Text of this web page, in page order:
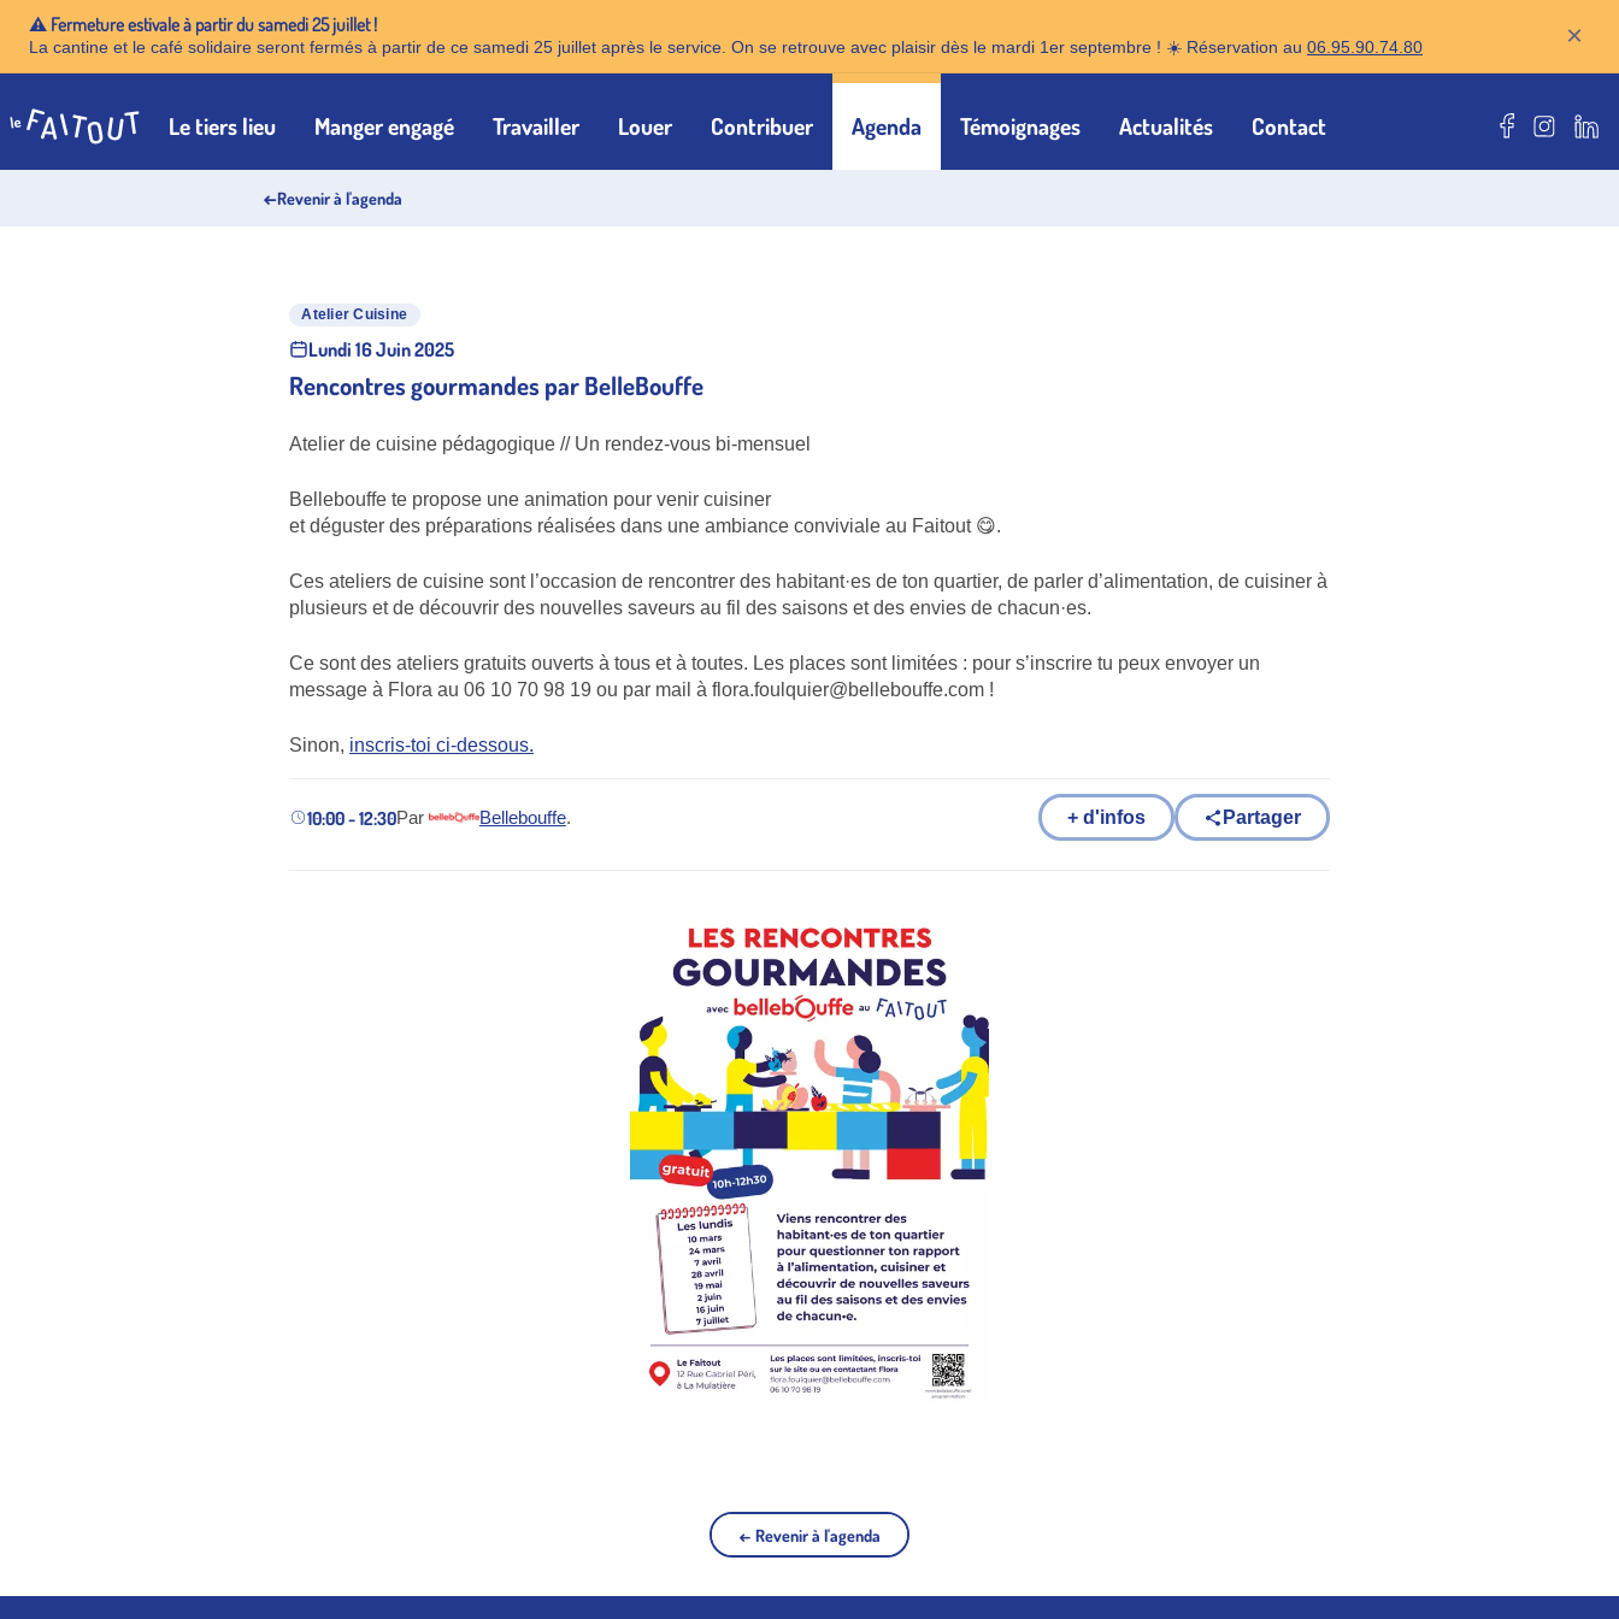
⚠️ Fermeture estivale à partir du samedi 25 juillet !
La cantine et le café solidaire seront fermés à partir de ce samedi 25 juillet après le service. On se retrouve avec plaisir dès le mardi 1er septembre ! ☀️ Réservation au 06.95.90.74.80 ×
Accueil Le tiers lieu Manger engagé Travailler Louer Contribuer Agenda Témoignages Actualités Contact Notre page
Notre
←Revenir à l'agenda
Atelier Cuisine
Lundi 16 Juin 2025
Rencontres gourmandes par BelleBouffe
Atelier de cuisine pédagogique // Un rendez-vous bi-mensuel
Bellebouffe te propose une animation pour venir cuisiner
et déguster des préparations réalisées dans une ambiance conviviale au Faitout 😋.
Ces ateliers de cuisine sont l’occasion de rencontrer des habitant·es de ton quartier, de parler d’alimentation, de cuisiner à
plusieurs et de découvrir des nouvelles saveurs au fil des saisons et des envies de chacun·es.
Ce sont des ateliers gratuits ouverts à tous et à toutes. Les places sont limitées : pour s’inscrire tu peux envoyer un
message à Flora au 06 10 70 98 19 ou par mail à flora.foulquier@bellebouffe.com !
Sinon, inscris-toi ci-dessous.
10:00 - 12:30Par Bellebouffe
(nouvel onglet) . + d'infos Partager
← Revenir à l'agenda